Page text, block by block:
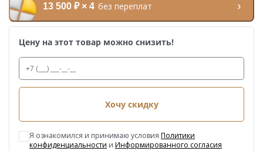
13 500 ₽ × 4 без переплат
Цену на этот товар можно снизить!
Хочу скидку
Я ознакомился и принимаю условия Политики
конфиденциальности и Информированного согласия